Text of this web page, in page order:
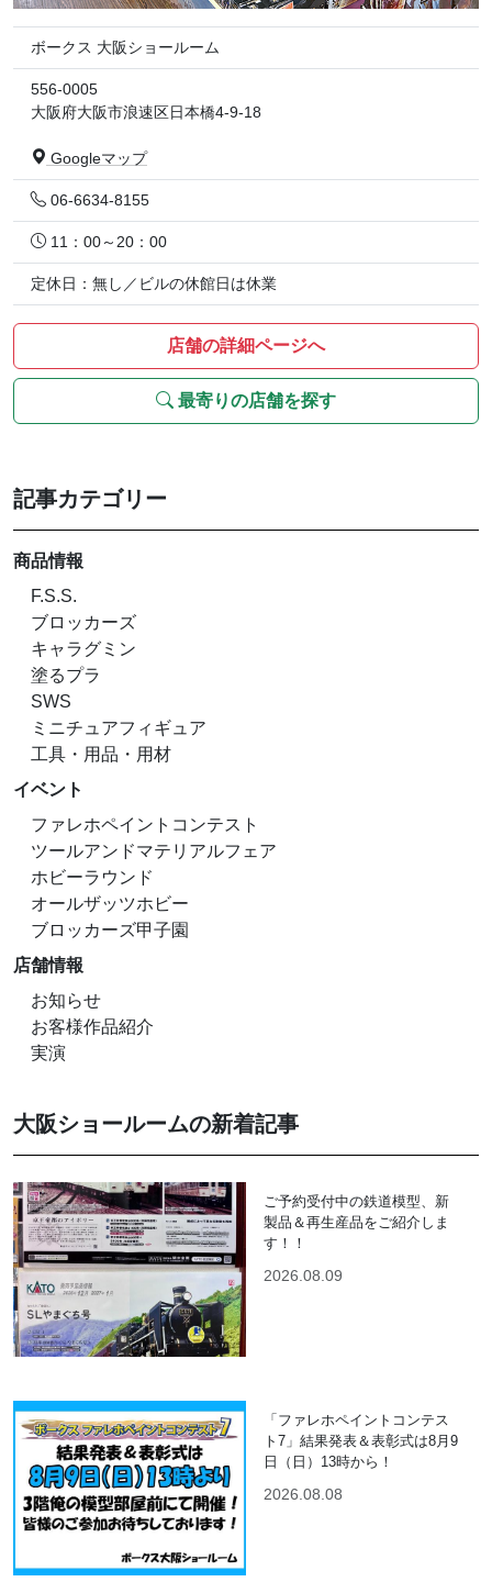
ボークス 大阪ショールーム
556-0005
大阪府大阪市浪速区日本橋4-9-18
Googleマップ
06-6634-8155
11：00～20：00
定休日：無し／ビルの休館日は休業
店舗の詳細ページへ
最寄りの店舗を探す
記事カテゴリー
商品情報
F.S.S.
ブロッカーズ
キャラグミン
塗るプラ
SWS
ミニチュアフィギュア
工具・用品・用材
イベント
ファレホペイントコンテスト
ツールアンドマテリアルフェア
ホビーラウンド
オールザッツホビー
ブロッカーズ甲子園
店舗情報
お知らせ
お客様作品紹介
実演
大阪ショールームの新着記事
ご予約受付中の鉄道模型、新
製品＆再生産品をご紹介しま
す！！
2026.08.09
「ファレホペイントコンテス
ト7」結果発表＆表彰式は8月9
日（日）13時から！
2026.08.08